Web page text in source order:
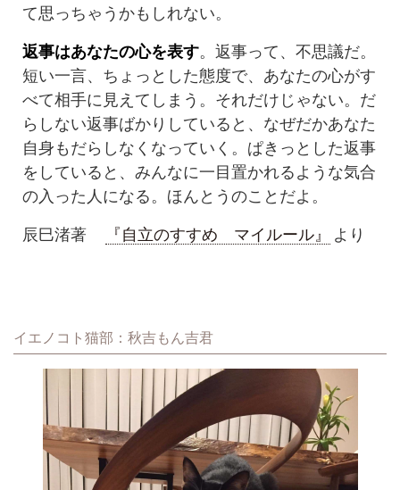
て思っちゃうかもしれない。
返事はあなたの心を表す。返事って、不思議だ。
短い一言、ちょっとした態度で、あなたの心がす
べて相手に見えてしまう。それだけじゃない。だ
らしない返事ばかりしていると、なぜだかあなた
自身もだらしなくなっていく。ぱきっとした返事
をしていると、みんなに一目置かれるような気合
の入った人になる。ほんとうのことだよ。
辰巳渚著 『自立のすすめ マイルール』 より
イエノコト猫部：秋吉もん吉君